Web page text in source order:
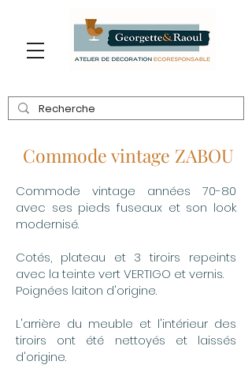
Commode vintage ZABOU
Commode vintage années 70-80
avec ses pieds fuseaux et son look
modernisé.
Cotés, plateau et 3 tiroirs repeints
avec la teinte vert VERTIGO et vernis.
Poignées laiton d'origine.
L'arrière du meuble et l'intérieur des
tiroirs ont été nettoyés et laissés
d'origine.